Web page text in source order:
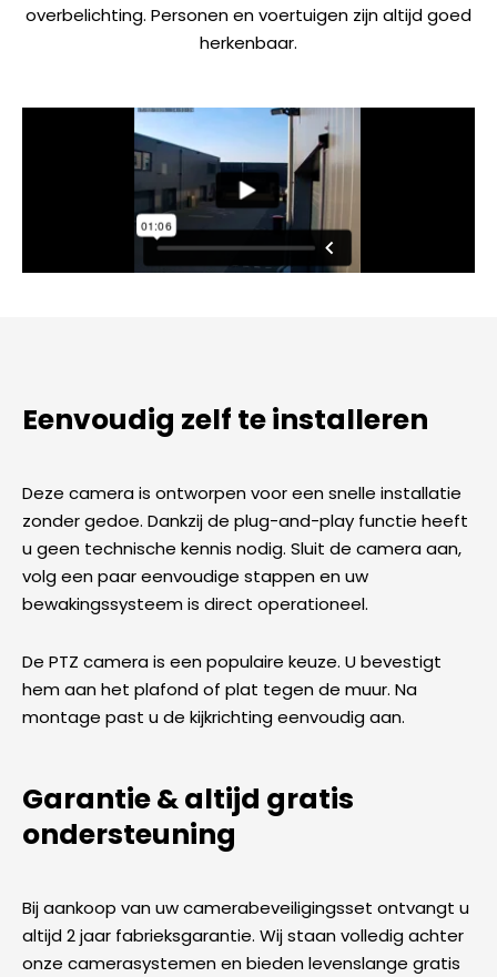
overbelichting. Personen en voertuigen zijn altijd goed
herkenbaar.
Eenvoudig zelf te installeren
Deze camera is ontworpen voor een snelle installatie
zonder gedoe. Dankzij de plug-and-play functie heeft
u geen technische kennis nodig. Sluit de camera aan,
volg een paar eenvoudige stappen en uw
bewakingssysteem is direct operationeel.
De PTZ camera is een populaire keuze. U bevestigt
hem aan het plafond of plat tegen de muur. Na
montage past u de kijkrichting eenvoudig aan.
Garantie & altijd gratis
ondersteuning
Bij aankoop van uw camerabeveiligingsset ontvangt u
altijd 2 jaar fabrieksgarantie. Wij staan volledig achter
onze camerasystemen en bieden levenslange gratis